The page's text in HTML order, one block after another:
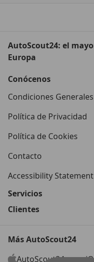
AutoScout24: el
Europa
Conócenos
Condiciones Generales
Política de Privacidad
Política de Cookies
Contacto
Accessibility Statement
Servicios
Clientes
Más AutoScout24
AutoScout24 para